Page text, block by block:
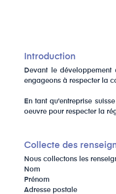
​Introduction
Devant le
engageons à respecter la
En tant qu'entreprise
oeuvre pour respecter la
Collecte des
Nous collectons les
Nom
Prénom
Adresse postale